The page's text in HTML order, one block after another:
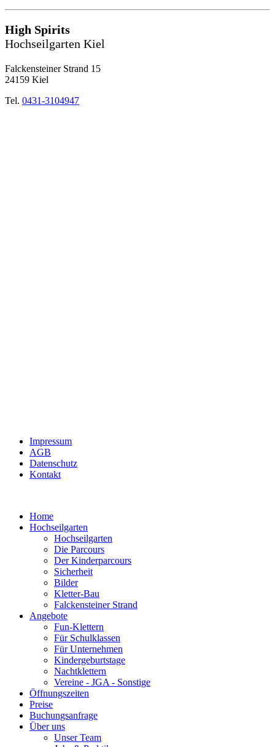
High Spirits
Hochseilgarten Kiel
Falckensteiner Strand 15
24159 Kiel
Tel. 0431-3104947
Impressum
AGB
Datenschutz
Kontakt
Home
Hochseilgarten
Hochseilgarten
Die Parcours
Der Kinderparcours
Sicherheit
Bilder
Kletter-Bau
Falckensteiner Strand
Angebote
Fun-Klettern
Für Schulklassen
Für Unternehmen
Kindergeburtstage
Nachtklettern
Vereine - JGA - Sonstige
Öffnungszeiten
Preise
Buchungsanfrage
Über uns
Unser Team